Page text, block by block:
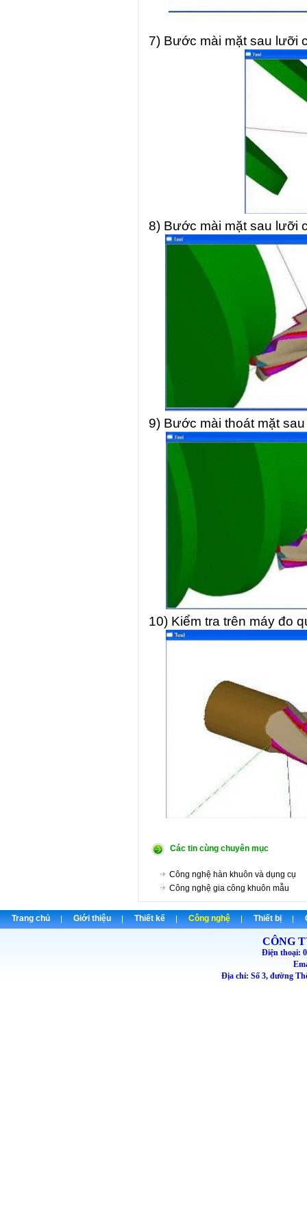
7) Bước mài mặt sau lưỡi
8) Bước mài mặt sau lưỡi
9) Bước mài thoát mặt
10) Kiểm tra trên máy đo
Các tin cùng chuyên mục
Công nghệ hàn khuôn và dụng cụ
Công nghệ gia công khuôn mẫu
Trang chủ Giới thiệu Thiết kế Công nghệ Thiết bị
CÔNG
Điện thoại:
Địa chỉ: Số 3, đường